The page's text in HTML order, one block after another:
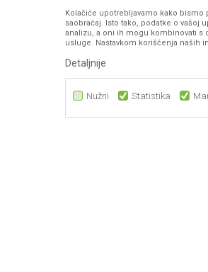
Saradnja
Blog
Najčešća pitanja
Kontakt
Kolačiće upotrebljavamo kako
saobraćaj. Isto tako, podatke o vašoj
analizu, a oni ih mogu kombinovati
usluge. Nastavkom korišćenja naših
Detaljnije
Nužni Statistika